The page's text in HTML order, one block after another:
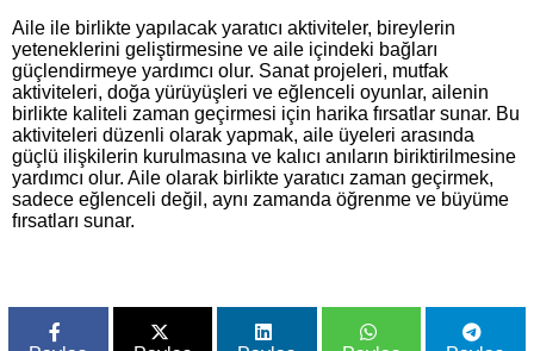
Aile ile birlikte yapılacak yaratıcı aktiviteler, bireylerin
yeteneklerini geliştirmesine ve aile içindeki bağları
güçlendirmeye yardımcı olur. Sanat projeleri, mutfak
aktiviteleri, doğa yürüyüşleri ve eğlenceli oyunlar, ailenin
birlikte kaliteli zaman geçirmesi için harika fırsatlar sunar. Bu
aktiviteleri düzenli olarak yapmak, aile üyeleri arasında
güçlü ilişkilerin kurulmasına ve kalıcı anıların biriktirilmesine
yardımcı olur. Aile olarak birlikte yaratıcı zaman geçirmek,
sadece eğlenceli değil, aynı zamanda öğrenme ve büyüme
fırsatları sunar.